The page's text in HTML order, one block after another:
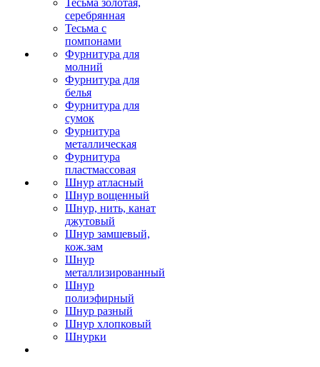
Тесьма золотая,
серебрянная
Тесьма с
помпонами
Фурнитура для
молний
Фурнитура для
белья
Фурнитура для
сумок
Фурнитура
металлическая
Фурнитура
пластмассовая
Шнур атласный
Шнур вощенный
Шнур, нить, канат
джутовый
Шнур замшевый,
кож.зам
Шнур
металлизированный
Шнур
полиэфирный
Шнур разный
Шнур хлопковый
Шнурки